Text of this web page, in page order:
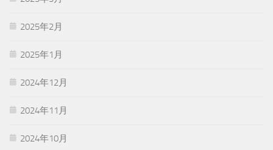
2025年2月
2025年1月
2024年12月
2024年11月
2024年10月